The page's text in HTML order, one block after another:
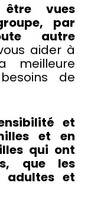
vues
par
autre
aider à
meilleure
de
et
et en
qui ont
que les
adultes et